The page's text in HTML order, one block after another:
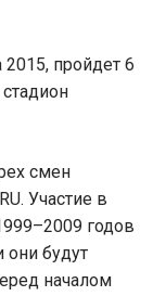
пройдет 6
смен
Участие в
годов
они будут
началом